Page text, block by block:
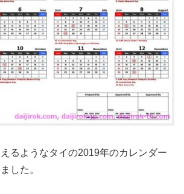
るようなタイの2019年のカレンダー
した。